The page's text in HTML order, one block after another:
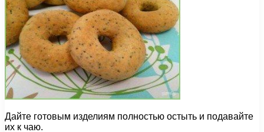
Дайте готовым изделиям полностью остыть и подавайте
их к чаю.